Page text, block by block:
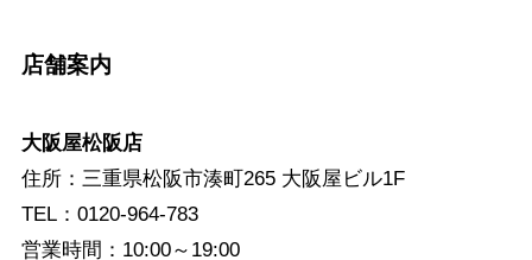
店舗案内
大阪屋松阪店
住所：三重県松阪市湊町265 大阪屋ビル1F
TEL：0120-964-783
営業時間：10:00～19:00